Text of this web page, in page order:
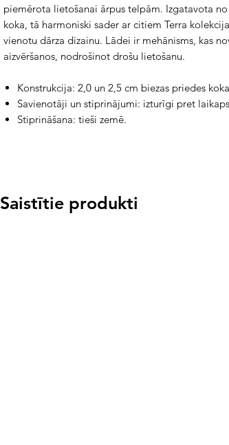
piemērota lietošanai ārpus telpām. Izgatavota
koka, tā harmoniski sader ar citiem Terra
vienotu dārza dizainu. Lādei ir mehānisms, kas
aizvēršanos, nodrošinot drošu lietošanu.
Konstrukcija: 2,0 un 2,5 cm biezas priedes
Savienotāji un stiprinājumi: izturīgi pret
Stiprināšana: tieši zemē.
Saistītie produkti